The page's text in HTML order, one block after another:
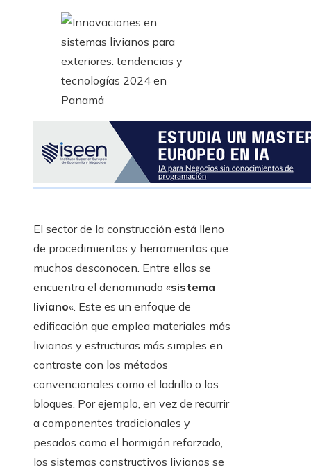
El sector de la construcción está lleno
de procedimientos y herramientas que
muchos desconocen. Entre ellos se
encuentra el denominado «sistema
liviano«. Este es un enfoque de
edificación que emplea materiales más
livianos y estructuras más simples en
contraste con los métodos
convencionales como el ladrillo o los
bloques. Por ejemplo, en vez de recurrir
a componentes tradicionales y
pesados como el hormigón reforzado,
los sistemas constructivos livianos se